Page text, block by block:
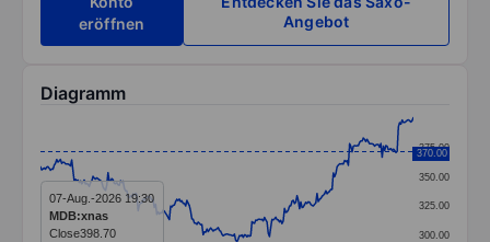
eröffnen
Angebot
Diagramm
Line chart with 299 data points.
The chart has 1 X axis displaying categories.
The chart has 1 Y axis displaying values. Data300.00
325.00
350.00
375.00
370.00
07-Aug.-2026 19:30
MDB:xnas
Close398.70